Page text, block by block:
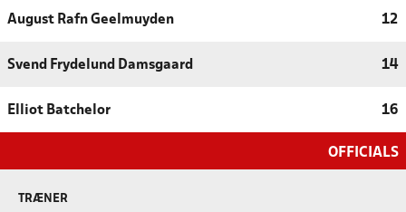
August Rafn Geelmuyden 12
Svend Frydelund Damsgaard 14
Elliot Batchelor 16
OFFICIALS
TRÆNER